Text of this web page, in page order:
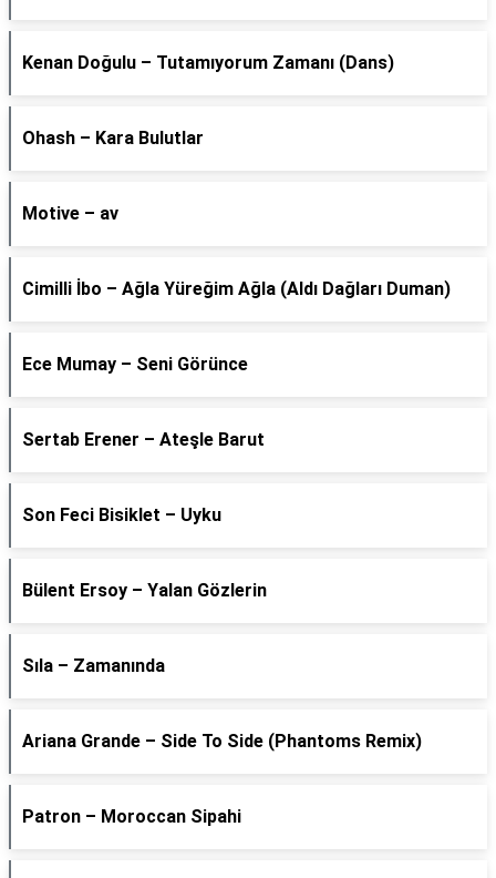
Kenan Doğulu – Tutamıyorum Zamanı (Dans)
Ohash – Kara Bulutlar
Motive – av
Cimilli İbo – Ağla Yüreğim Ağla (Aldı Dağları Duman)
Ece Mumay – Seni Görünce
Sertab Erener – Ateşle Barut
Son Feci Bisiklet – Uyku
Bülent Ersoy – Yalan Gözlerin
Sıla – Zamanında
Ariana Grande – Side To Side (Phantoms Remix)
Patron – Moroccan Sipahi